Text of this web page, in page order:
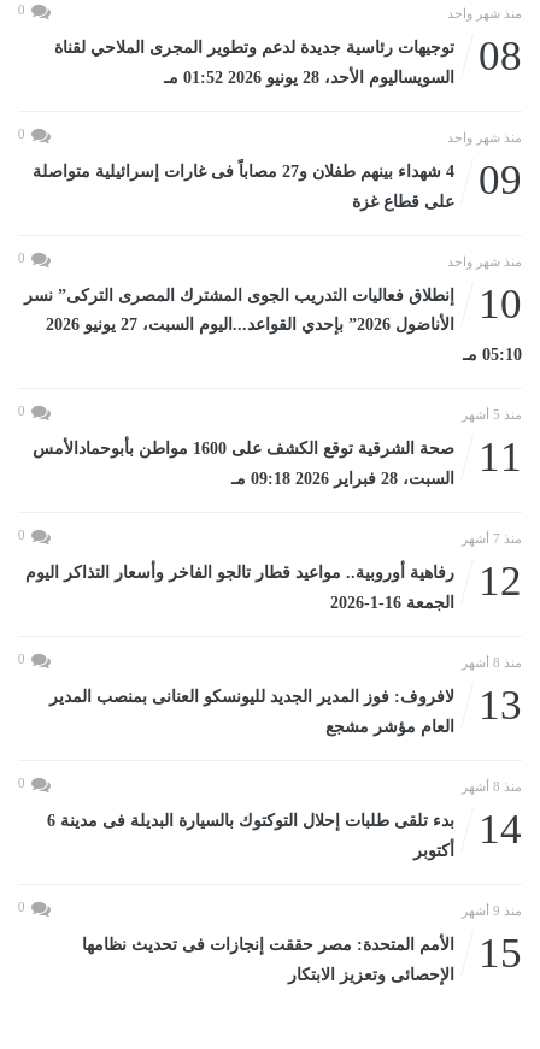
منذ شهر واحد 0
08
توجيهات رئاسية جديدة لدعم وتطوير المجرى الملاحي لقناة
السويساليوم الأحد، 28 يونيو 2026 01:52 مـ
منذ شهر واحد 0
09
4 شهداء بينهم طفلان و27 مصاباً فى غارات إسرائيلية متواصلة
على قطاع غزة
منذ شهر واحد 0
10
إنطلاق فعاليات التدريب الجوى المشترك المصرى التركى” نسر
الأناضول 2026” بإحدي القواعد...اليوم السبت، 27 يونيو 2026
05:10 مـ
منذ 5 أشهر 0
11
صحة الشرقية توقع الكشف على 1600 مواطن بأبوحمادالأمس
السبت، 28 فبراير 2026 09:18 مـ
منذ 7 أشهر 0
12
رفاهية أوروبية.. مواعيد قطار تالجو الفاخر وأسعار التذاكر اليوم
الجمعة 16-1-2026
منذ 8 أشهر 0
13
لافروف: فوز المدير الجديد لليونسكو العنانى بمنصب المدير
العام مؤشر مشجع
منذ 8 أشهر 0
14
بدء تلقى طلبات إحلال التوكتوك بالسيارة البديلة فى مدينة 6
أكتوبر
منذ 9 أشهر 0
15
الأمم المتحدة: مصر حققت إنجازات فى تحديث نظامها
الإحصائى وتعزيز الابتكار